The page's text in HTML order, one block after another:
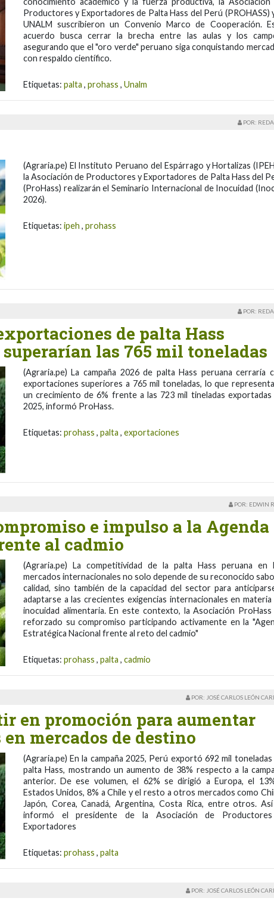
Productores y Exportadores de Palta Hass del Perú (PROHASS)
UNALM suscribieron un Convenio Marco de Cooperación.
acuerdo busca cerrar la brecha entre las aulas y los
asegurando que el "oro verde" peruano siga conquistando
con respaldo científico.
Etiquetas: palta , prohass , Unalm
POR:
(Agraria.pe) El Instituto Peruano del Espárrago y Hortalizas
la Asociación de Productores y Exportadores de Palta Hass del
(ProHass) realizarán el Seminario Internacional de Inocuidad
2026).
Etiquetas: ipeh , prohass
POR:
de palta Hass
superarían las 765 mil toneladas
(Agraria.pe) La campaña 2026 de palta Hass peruana cerraría
exportaciones superiores a 765 mil toneladas, lo que
un crecimiento de 6% frente a las 723 mil tineladas exportadas
2025, informó ProHass.
Etiquetas: prohass , palta , exportaciones
POR: EDWIN
e impulso a la Agenda
al cadmio
(Agraria.pe) La competitividad de la palta Hass peruana en
mercados internacionales no solo depende de su reconocido
calidad, sino también de la capacidad del sector para
adaptarse a las crecientes exigencias internacionales en materia
inocuidad alimentaria. En este contexto, la Asociación ProHass
reforzado su compromiso participando activamente en la
Estratégica Nacional frente al reto del cadmio"
Etiquetas: prohass , palta , cadmio
POR: JOSÉ CARLOS LEÓN
en promoción para aumentar
mercados de destino
(Agraria.pe) En la campaña 2025, Perú exportó 692 mil toneladas
palta Hass, mostrando un aumento de 38% respecto a la
anterior. De ese volumen, el 62% se dirigió a Europa, el
Estados Unidos, 8% a Chile y el resto a otros mercados como
Japón, Corea, Canadá, Argentina, Costa Rica, entre otros.
informó el presidente de la Asociación de
Exportadores
Etiquetas: prohass , palta
POR: JOSÉ CARLOS LEÓN